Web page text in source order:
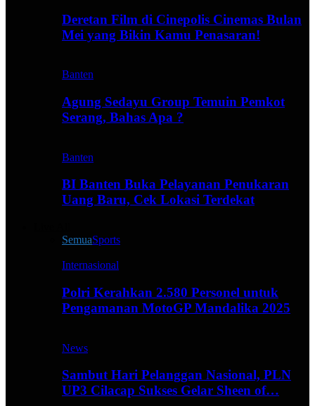
Deretan Film di Cinepolis Cinemas Bulan
Mei yang Bikin Kamu Penasaran!
Banten
Agung Sedayu Group Temuin Pemkot
Serang, Bahas Apa ?
Banten
BI Banten Buka Pelayanan Penukaran
Uang Baru, Cek Lokasi Terdekat
SemuaSports
Internasional
Polri Kerahkan 2.580 Personel untuk
Pengamanan MotoGP Mandalika 2025
News
Sambut Hari Pelanggan Nasional, PLN
UP3 Cilacap Sukses Gelar Sheen of…